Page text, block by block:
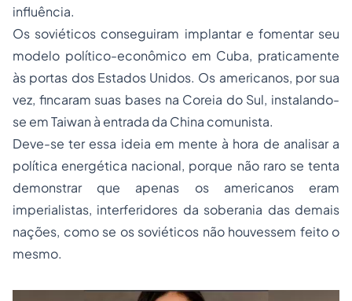
influência.
Os soviéticos conseguiram implantar e fomentar seu
modelo político-econômico em Cuba, praticamente
às portas dos Estados Unidos. Os americanos, por sua
vez, fincaram suas bases na Coreia do Sul, instalando-
se em Taiwan à entrada da China comunista.
Deve-se ter essa ideia em mente à hora de analisar a
política energética nacional, porque não raro se tenta
demonstrar que apenas os americanos eram
imperialistas, interferidores da soberania das demais
nações, como se os soviéticos não houvessem feito o
mesmo.